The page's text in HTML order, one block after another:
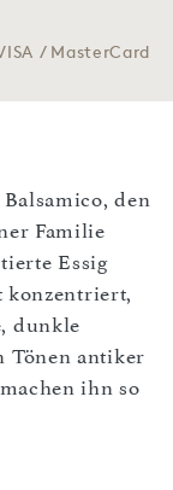
/ MasterCard
den
Familie
Essig
konzentriert,
dunkle
Tönen antiker
ihn so